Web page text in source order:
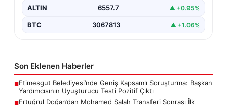
ALTIN 6557.7 ▲ +0.95%
BTC 3067813 ▲ +1.06%
Son Eklenen Haberler
■Etimesgut Belediyesi’nde Geniş Kapsamlı Soruşturma: Başkan
Yardımcısının Uyuşturucu Testi Pozitif Çıktı
■Ertuğrul Doğan’dan Mohamed Salah Transferi Sonrası İlk